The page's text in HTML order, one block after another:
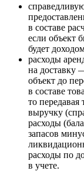
в составе
если объект
будет
расходы
на доставку
объект до
в составе
то передавая
выручку
расходы
запасов
расходы по
в учете.